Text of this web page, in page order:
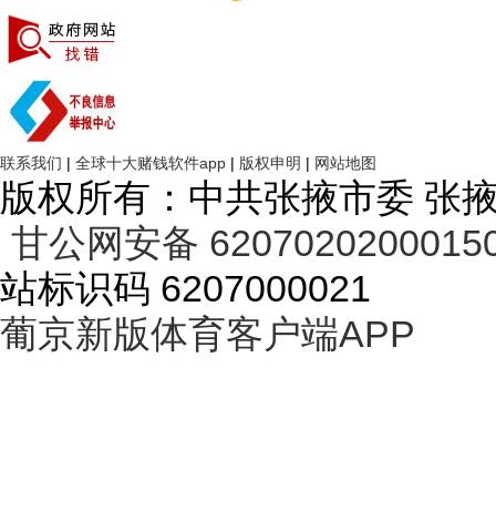
张掖市第二届科技创新创业大赛圆满收官
中国科学院兰州分院与张掖市科技局就科技合作事项进行座谈交
联系我们 | 全球十大赌钱软件app | 版权申明 | 网站地图
版权所有：中共张掖市委 张
甘公网安备
站标识码 6207000021
葡京新版体育客户端APP